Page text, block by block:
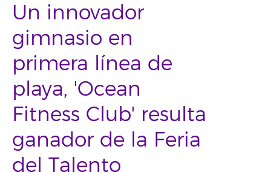
Un innovador
gimnasio en
primera línea de
playa, 'Ocean
Fitness Club' resulta
ganador de la Feria
del Talento